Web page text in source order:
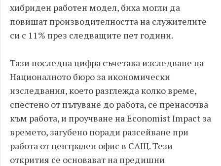
хибриден работен модел, биха могли да
повишат производителността на служителите
си с 11% през следващите пет години.
Тази последна цифра съчетава изследване на
Националното бюро за икономически
изследвания, което разглежда колко време,
спестено от пътуване до работа, се пренасочва
към работа, и проучване на Economist Impact за
времето, загубено поради разсейване при
работа от централен офис в САЩ. Тези
открития се основават на предишни